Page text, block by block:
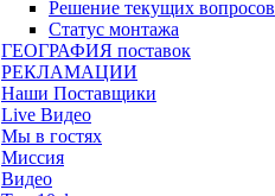
Решение текущих вопросов
Статус монтажа
ГЕОГРАФИЯ поставок
РЕКЛАМАЦИИ
Наши Поставщики
Live Видео
Мы в гостях
Миссия
Видео